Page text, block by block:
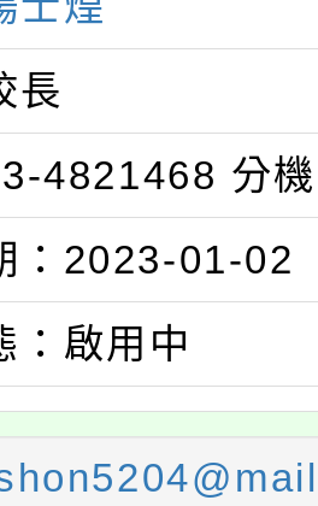
長
4821468 分
：2023-01-02
：啟用中